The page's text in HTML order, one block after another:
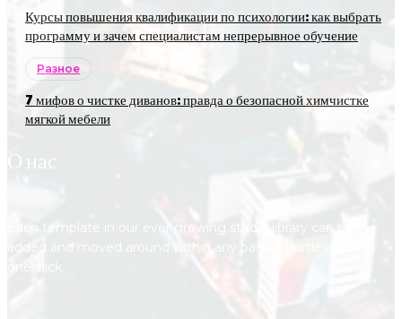
Курсы повышения квалификации по психологии: как выбрать
программу и зачем специалистам непрерывное обучение
Разное
7 мифов о чистке диванов: правда о безопасной химчистке
мягкой мебели
О нас
Each template in our ever growing studio library can be
added and moved around within any page effortlessly with